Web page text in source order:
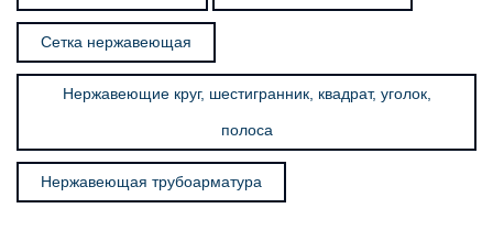
Сетка нержавеющая
Нержавеющие круг, шестигранник, квадрат, уголок,
полоса
Нержавеющая трубоарматура